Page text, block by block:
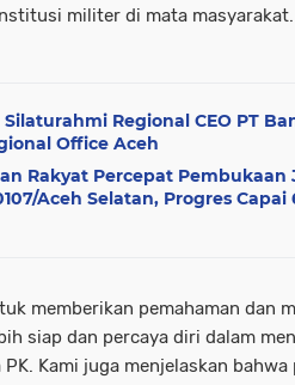
militer di mata masyarakat.
Regional CEO PT
Office Aceh
Rakyat Percepat Pembukaan
Aceh Selatan, Progres Capai
memberikan pemahaman dan
siap dan percaya diri dalam
Kami juga menjelaskan